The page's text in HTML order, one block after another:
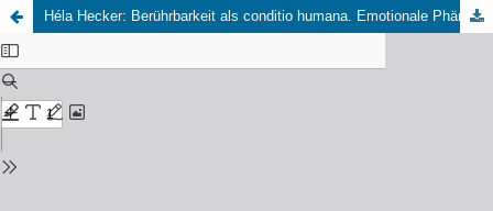
Héla Hecker: Berührbarkeit als conditio humana. Emotionale Phänomene in Hannah Arendts politischem Denken, Bielefeld: Transcript 2021.